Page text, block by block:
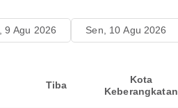
9 Agu 2026 Sen, 10 Agu 2026
Tiba
Kota
Keberangkatan